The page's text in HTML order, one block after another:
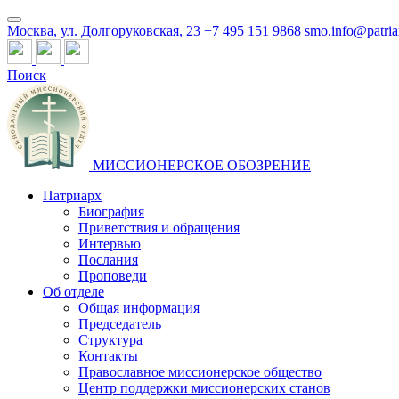
Москва, ул. Долгоруковская, 23 +7 495 151 9868
Поиск
МИССИОНЕРСКОЕ ОБОЗРЕНИЕ
Патриарх
Биография
Приветствия и обращения
Интервью
Послания
Проповеди
Об отделе
Общая информация
Председатель
Структура
Контакты
Православное миссионерское общество
Центр поддержки миссионерских станов